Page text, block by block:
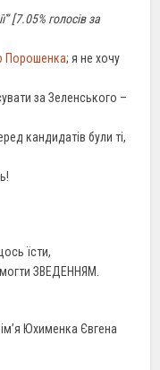
[7.05% голосів за
Порошенка; я не хочу
за Зеленського –
кандидатів були ті,
їсти,
ЗВЕДЕННЯМ.
Юхименка Євгена